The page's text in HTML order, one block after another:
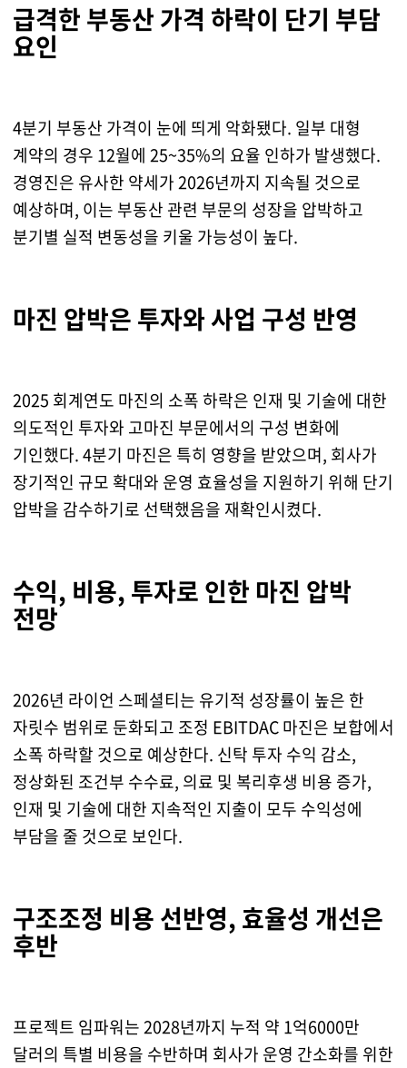
급격한 부동산 가격 하락이 단기 부담
요인
4분기 부동산 가격이 눈에 띄게 악화됐다. 일부 대형
계약의 경우 12월에 25~35%의 요율 인하가 발생했다.
경영진은 유사한 약세가 2026년까지 지속될 것으로
예상하며, 이는 부동산 관련 부문의 성장을 압박하고
분기별 실적 변동성을 키울 가능성이 높다.
마진 압박은 투자와 사업 구성 반영
2025 회계연도 마진의 소폭 하락은 인재 및 기술에 대한
의도적인 투자와 고마진 부문에서의 구성 변화에
기인했다. 4분기 마진은 특히 영향을 받았으며, 회사가
장기적인 규모 확대와 운영 효율성을 지원하기 위해 단기
압박을 감수하기로 선택했음을 재확인시켰다.
수익, 비용, 투자로 인한 마진 압박
전망
2026년 라이언 스페셜티는 유기적 성장률이 높은 한
자릿수 범위로 둔화되고 조정 EBITDAC 마진은 보합에서
소폭 하락할 것으로 예상한다. 신탁 투자 수익 감소,
정상화된 조건부 수수료, 의료 및 복리후생 비용 증가,
인재 및 기술에 대한 지속적인 지출이 모두 수익성에
부담을 줄 것으로 보인다.
구조조정 비용 선반영, 효율성 개선은
후반
프로젝트 임파워는 2028년까지 누적 약 1억6000만
달러의 특별 비용을 수반하며 회사가 운영 간소화를 위한